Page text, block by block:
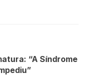
“A Síndrome